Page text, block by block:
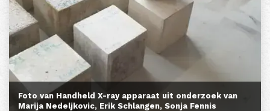
Foto van Handheld X-ray apparaat uit onderzoek van
Marija Nedeljkovic, Erik Schlangen, Sonja Fennis